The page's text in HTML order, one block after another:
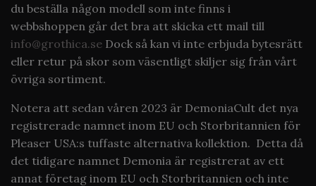
du beställa någon modell som inte finns i
webbshoppen går det bra att skicka ett mail till
info@grothica.se Dock så kan vi inte erbjuda bytesrätt
eller retur på skor som väsentligt skiljer sig från vårt
övriga sortiment.
Notera att sedan våren 2023 är DemoniaCult det nya
registrerade namnet inom EU och Storbritannien för
Pleaser USA:s tuffaste alternativa kollektion. Detta då
det tidigare namnet Demonia är registrerat av ett
annat företag inom EU och Storbritannien och inte